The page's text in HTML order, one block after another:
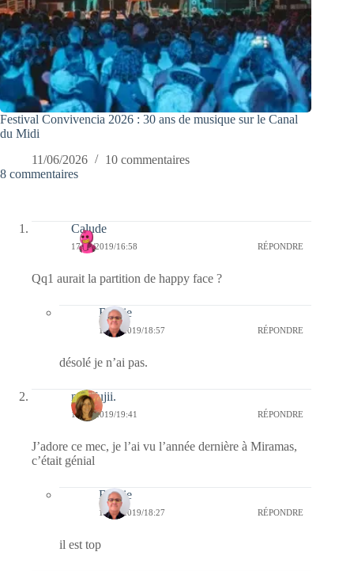
Festival Convivencia 2026 : 30 ans de musique sur le Canal
du Midi
11/06/2026
10 commentaires
8 commentaires
Calude
17/09/2019/16:58 RÉPONDRE
Qq1 aurait la partition de happy face ?
Bernie
17/09/2019/18:57 RÉPONDRE
désolé je n’ai pas.
missfujii.
11/07/2019/19:41 RÉPONDRE
J’adore ce mec, je l’ai vu l’année dernière à Miramas,
c’était génial
Bernie
15/07/2019/18:27 RÉPONDRE
il est top